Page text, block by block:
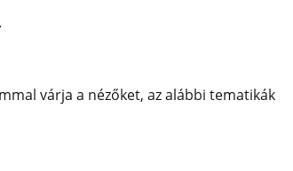
várja a nézőket, az alábbi tematikák